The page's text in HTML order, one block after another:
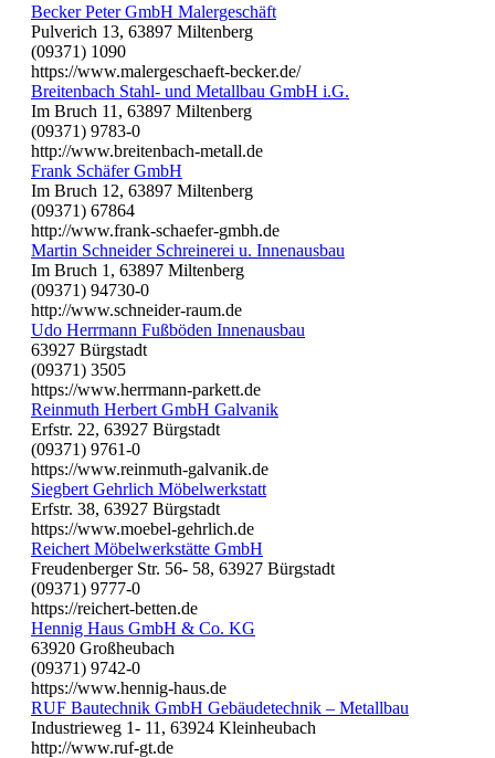
Becker Peter GmbH Malergeschäft
Pulverich 13, 63897 Miltenberg
(09371) 1090
https://www.malergeschaeft-becker.de/
Breitenbach Stahl- und Metallbau GmbH i.G.
Im Bruch 11, 63897 Miltenberg
(09371) 9783-0
http://www.breitenbach-metall.de
Frank Schäfer GmbH
Im Bruch 12, 63897 Miltenberg
(09371) 67864
http://www.frank-schaefer-gmbh.de
Martin Schneider Schreinerei u. Innenausbau
Im Bruch 1, 63897 Miltenberg
(09371) 94730-0
http://www.schneider-raum.de
Udo Herrmann Fußböden Innenausbau
63927 Bürgstadt
(09371) 3505
https://www.herrmann-parkett.de
Reinmuth Herbert GmbH Galvanik
Erfstr. 22, 63927 Bürgstadt
(09371) 9761-0
https://www.reinmuth-galvanik.de
Siegbert Gehrlich Möbelwerkstatt
Erfstr. 38, 63927 Bürgstadt
https://www.moebel-gehrlich.de
Reichert Möbelwerkstätte GmbH
Freudenberger Str. 56- 58, 63927 Bürgstadt
(09371) 9777-0
https://reichert-betten.de
Hennig Haus GmbH & Co. KG
63920 Großheubach
(09371) 9742-0
https://www.hennig-haus.de
RUF Bautechnik GmbH Gebäudetechnik – Metallbau
Industrieweg 1- 11, 63924 Kleinheubach
http://www.ruf-gt.de